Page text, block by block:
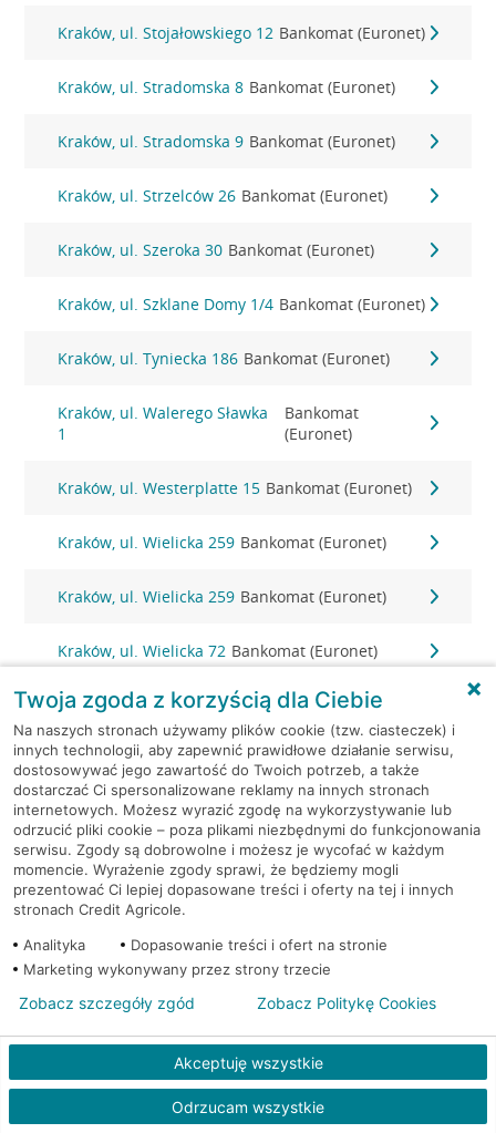
Kraków, ul. Stojałowskiego 12 Bankomat (Euronet)
Kraków, ul. Stradomska 8 Bankomat (Euronet)
Kraków, ul. Stradomska 9 Bankomat (Euronet)
Kraków, ul. Strzelców 26 Bankomat (Euronet)
Kraków, ul. Szeroka 30 Bankomat (Euronet)
Kraków, ul. Szklane Domy 1/4 Bankomat (Euronet)
Kraków, ul. Tyniecka 186 Bankomat (Euronet)
Kraków, ul. Walerego Sławka
1
Bankomat
(Euronet)
Kraków, ul. Westerplatte 15 Bankomat (Euronet)
Kraków, ul. Wielicka 259 Bankomat (Euronet)
Kraków, ul. Wielicka 259 Bankomat (Euronet)
Kraków, ul. Wielicka 72 Bankomat (Euronet)
Kraków, ul. Wielicka 72 Bankomat (Euronet)
Kraków, ul. Wielicka 72 Bankomat (Euronet)
Kraków, ul. Wielicka 79 Bankomat (Euronet)
Kraków, ul. Wiślna 6 Bankomat (Euronet)
Kraków, ul. Włoska 2
Kraków, ul. Wrocławska 43A Bankomat (Euronet)
Kraków, ul. Wysłouchów 1 Bankomat (Euronet)
Kraków, ul. Zakopiańska 105 Bankomat (Euronet)
Twoja zgoda z korzyścią dla Ciebie
Na naszych stronach używamy plików cookie (tzw. ciasteczek) i
innych technologii, aby zapewnić prawidłowe działanie serwisu,
dostosowywać jego zawartość do Twoich potrzeb, a także
dostarczać Ci spersonalizowane reklamy na innych stronach
internetowych. Możesz wyrazić zgodę na wykorzystywanie lub
odrzucić pliki cookie – poza plikami niezbędnymi do funkcjonowania
serwisu. Zgody są dobrowolne i możesz je wycofać w każdym
momencie. Wyrażenie zgody sprawi, że będziemy mogli
prezentować Ci lepiej dopasowane treści i oferty na tej i innych
stronach Credit Agricole.
Analityka
Dopasowanie treści i ofert na stronie
Marketing wykonywany przez strony trzecie
Akceptuję wszystkie
Odrzucam wszystkie
Zobacz szczegóły zgód Zobacz Politykę Cookies